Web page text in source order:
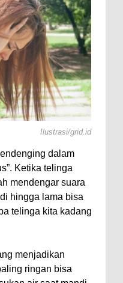
Ilustrasi/grid.id
dalam
Ketika telinga
mendengar suara
hingga lama bisa
telinga kita kadang
menjadikan
ringan bisa